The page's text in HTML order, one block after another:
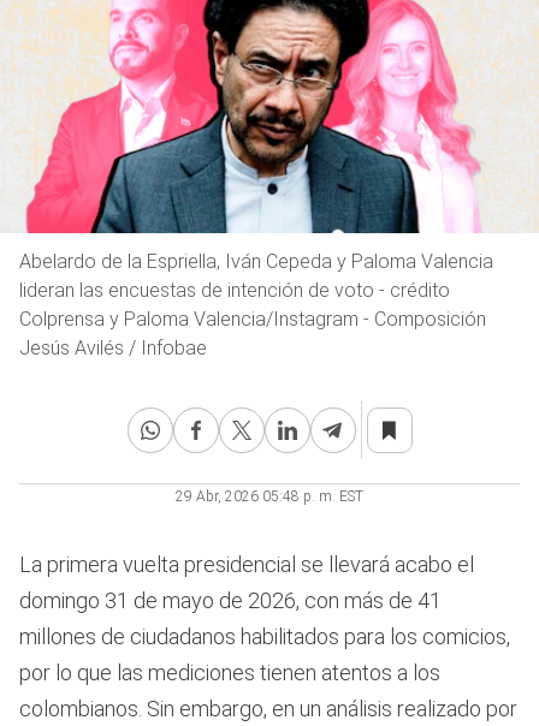
Abelardo de la Espriella, Iván Cepeda y Paloma Valencia
lideran las encuestas de intención de voto - crédito
Colprensa y Paloma Valencia/Instagram - Composición
Jesús Avilés / Infobae
29 Abr, 2026 05:48 p. m. EST
La primera vuelta presidencial se llevará acabo el
domingo 31 de mayo de 2026, con más de 41
millones de ciudadanos habilitados para los comicios,
por lo que las mediciones tienen atentos a los
colombianos. Sin embargo, en un análisis realizado por